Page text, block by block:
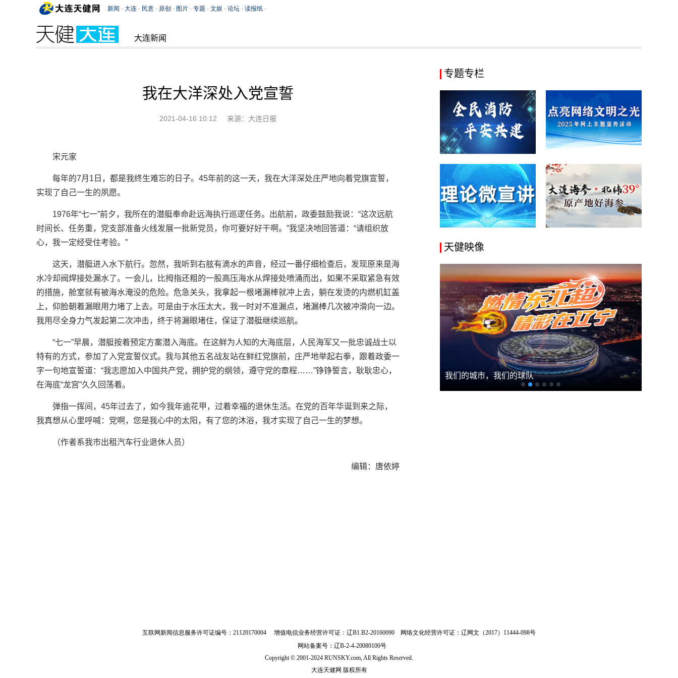
大连新闻
我在大洋深处入党宣誓
2021-04-16 10:12 来源：大连日报
宋元家
每年的7月1日，都是我终生难忘的日子。45年前的这一天，我在大洋深处庄严地向着党旗宣誓，
实现了自己一生的夙愿。
1976年“七一”前夕，我所在的潜艇奉命赴远海执行巡逻任务。出航前，政委鼓励我说：“这次远航
时间长、任务重，党支部准备火线发展一批新党员，你可要好好干啊。”我坚决地回答道：“请组织放
心，我一定经受住考验。”
这天，潜艇进入水下航行。忽然，我听到右舷有滴水的声音，经过一番仔细检查后，发现原来是海
水冷却阀焊接处漏水了。一会儿，比拇指还粗的一股高压海水从焊接处喷涌而出，如果不采取紧急有效
的措施，舱室就有被海水淹没的危险。危急关头，我拿起一根堵漏棒就冲上去，躺在发烫的内燃机缸盖
上，仰脸朝着漏眼用力堵了上去。可是由于水压太大，我一时对不准漏点，堵漏棒几次被冲滑向一边。
我用尽全身力气发起第二次冲击，终于将漏眼堵住，保证了潜艇继续巡航。
“七一”早晨，潜艇按着预定方案潜入海底。在这鲜为人知的大海底层，人民海军又一批忠诚战士以
特有的方式，参加了入党宣誓仪式。我与其他五名战友站在鲜红党旗前，庄严地举起右拳，跟着政委一
字一句地宣誓道：“我志愿加入中国共产党，拥护党的纲领，遵守党的章程……”铮铮誓言，耿耿忠心，
在海底“龙宫”久久回荡着。
弹指一挥间，45年过去了，如今我年逾花甲，过着幸福的退休生活。在党的百年华诞到来之际，
我真想从心里呼喊：党啊，您是我心中的太阳，有了您的沐浴，我才实现了自己一生的梦想。
（作者系我市出租汽车行业退休人员）
编辑：唐依婷